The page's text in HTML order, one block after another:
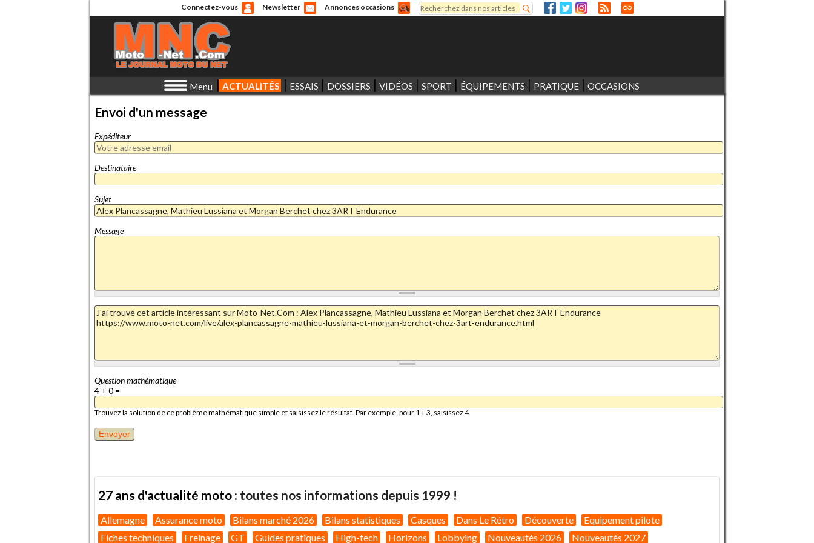
Connectez-vous Newsletter Annonces occasions
Formulaire de recherche
Rechercher
Menu ACTUALITÉS ESSAIS DOSSIERS VIDÉOS SPORT ÉQUIPEMENTS PRATIQUE OCCASIONS
Envoi d'un message
Expéditeur
Destinataire
Sujet
Message
Question mathématique
4 + 0 =
Trouvez la solution de ce problème mathématique simple et saisissez le résultat. Par exemple, pour 1 + 3, saisissez 4.
27 ans d'actualité moto : toutes nos informations depuis 1999 !
Allemagne Assurance moto Bilans marché 2026 Bilans statistiques Casques Dans Le Rétro Découverte
Equipement pilote
Fiches techniques
Freinage GT Guides pratiques High-tech Horizons Lobbying Nouveautés 2026 Nouveautés 2027